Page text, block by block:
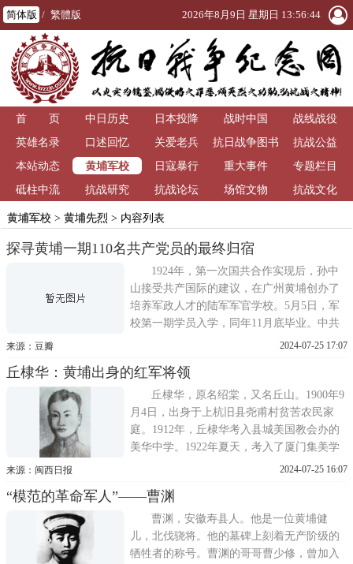
简体版 / 繁體版 2026年8月9日 星期日 13:56:44
首 页 中日历史 日本投降 战时中国
战线战役
英雄名录
口述回忆 关爱老兵
抗日战争图书
馆
抗战公益
本站动态
黄埔军校 日寇暴行 重大事件
专题栏目
砥柱中流
抗战研究 抗战论坛 场馆文物 抗战文化
黄埔军校> 黄埔先烈 > 内容列表
探寻黄埔一期110名共产党员的最终归宿
1924年，第一次国共合作实现后，孙中
山接受共产国际的建议，在广州黄埔创办了
培养军政人才的陆军军官学校。5月5日，军
校第一期学员入学，同年11月底毕业。中共
中央十分重视黄埔军校的创办，先后两次发
步青年到军校学习，培养党的武装骨干。在
此情况下，赵子俊、蒋先云、李之龙、张其
雄、刘畴西、张隐韬、唐
来源：豆瓣 2024-07-25 17:07
丘棣华：黄埔出身的红军将领
丘棣华，原名绍棠，又名丘山。1900年9
月4日，出身于上杭旧县尧甫村贫苦农民家
庭。1912年，丘棣华考入县城美国教会办的
美华中学。1922年夏天，考入了厦门集美学
校。在学校里，丘棣华如饥似渴地接受着新
门码头打零工卖苦力。一位印尼归侨教师陈
先生发现丘棣华勤工俭学精神，又见他手臂
上吃苦字样，深为感动
来源：闽西日报 2024-07-25 16:07
“模范的革命军人”——曹渊
曹渊，安徽寿县人。他是一位黄埔健
儿，北伐骁将。他的墓碑上刻着无产阶级的
牺牲者的称号。曹渊的哥哥曹少修，曾加入